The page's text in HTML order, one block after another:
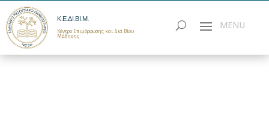
Κ.Ε.ΔΙ.ΒΙ.Μ.
Κέντρο Επιμόρφωσης και Διά Βίου
Μάθησης